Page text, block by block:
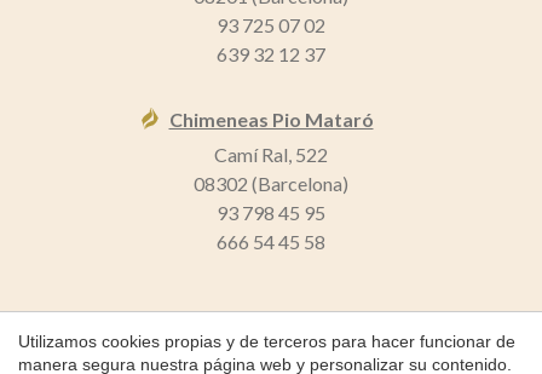
93 725 07 02
639 32 12 37
Chimeneas Pio Mataró
Camí Ral, 522
08302 (Barcelona)
93 798 45 95
666 54 45 58
Utilizamos cookies propias y de terceros para hacer funcionar de
manera segura nuestra página web y personalizar su contenido.